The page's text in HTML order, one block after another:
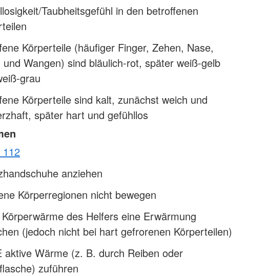
Taubheitsgefühl in den betroffenen
Körperteile (häufiger Finger, Zehen, Nase,
Wangen) sind bläulich-rot, später weiß-gelb
grau
Körperteile sind kalt, zunächst weich und
später hart und gefühllos
112
anziehen
Körperregionen nicht bewegen
des Helfers eine Erwärmung
(jedoch nicht bei hart gefrorenen Körperteilen)
aktive Wärme (z. B. durch Reiben oder
zuführen